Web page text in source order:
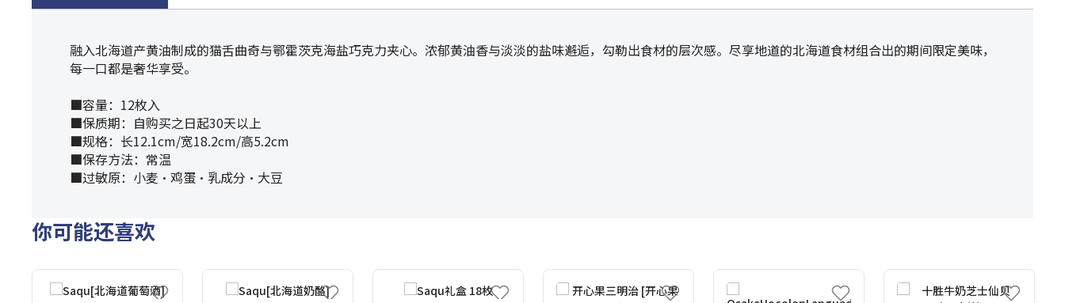
融入北海道产黄油制成的猫舌曲奇与鄂霍茨克海盐巧克力夹心。浓郁黄油香与淡淡的盐味邂逅，勾勒出食材的层次感。尽享地道的北海道食材组合出的期间限定美味，
每一口都是奢华享受。
■容量：12枚入
■保质期：自购买之日起30天以上
■规格：长12.1cm/宽18.2cm/高5.2cm
■保存方法：常温
■过敏原：小麦・鸡蛋・乳成分・大豆
你可能还喜欢